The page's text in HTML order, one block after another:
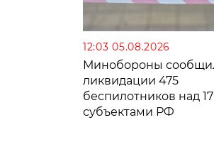
12:03 05.08.2026
Минобороны
ликвидации 475
беспилотников над 17
субъектами РФ